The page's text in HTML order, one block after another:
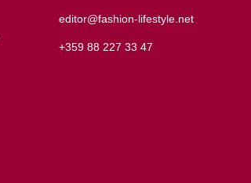
editor@fashion-lifestyle.net
+359 88 227 33 47